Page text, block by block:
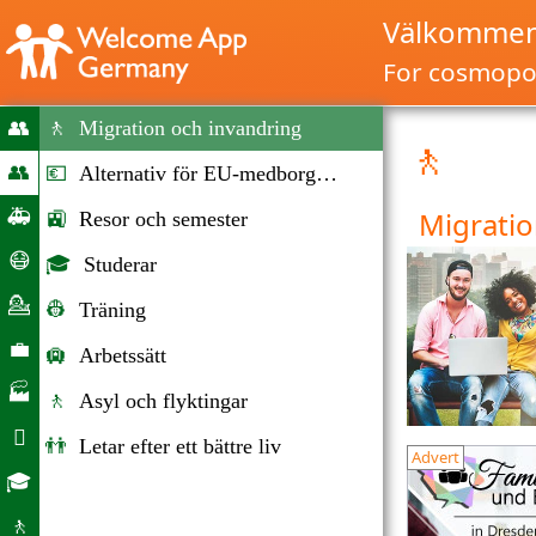
For
👥
Home
👥
Migration
och
invandring
🚑
Nödsituationer
😷
Corona
💁
Rådgivning
💼
Arbetsmarknaden
🏭
Företag

Dagliga
🎓
Utbildningsmöjligheter
🚶
🚶
Migration och invandring
💶
Alternativ för EU-medborgare
🚉 Resor och semester
🎓 Studerar
👷 Träning
🛄 Arbetssätt
🚶
Asyl och flyktingar
👬 Letar efter ett bättre liv
🚶
Advert